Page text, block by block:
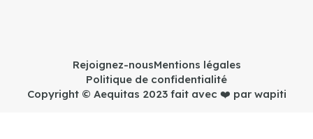
Copyright © Aequitas 2023 fait avec ❤️ par wapiti
Rejoignez-nousMentions légales
Politique de confidentialité